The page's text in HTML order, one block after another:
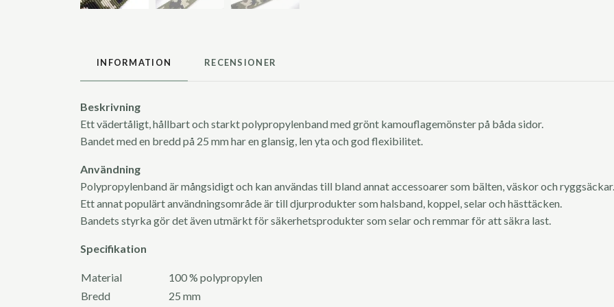
INFORMATION RECENSIONER
Beskrivning
Ett vädertåligt, hållbart och starkt polypropylenband med grönt kamouflagemönster på båda sidor.
Bandet med en bredd på 25 mm har en glansig, len yta och god flexibilitet.
Användning
Polypropylenband är mångsidigt och kan användas till bland annat accessoarer som bälten, väskor och ryggsäckar.
Ett annat populärt användningsområde är till djurprodukter som halsband, koppel, selar och hästtäcken.
Bandets styrka gör det även utmärkt för säkerhetsprodukter som selar och remmar för att säkra last.
Specifikation
Material
100 % polypropylen
Bredd
25 mm